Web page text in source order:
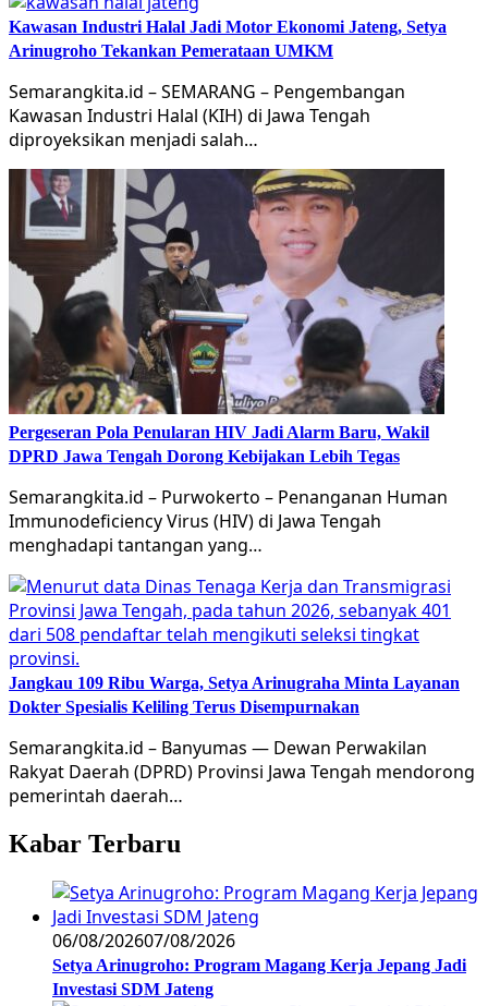
Kawasan Industri Halal Jadi Motor Ekonomi Jateng, Setya
Arinugroho Tekankan Pemerataan UMKM
Semarangkita.id – SEMARANG – Pengembangan
Kawasan Industri Halal (KIH) di Jawa Tengah
diproyeksikan menjadi salah…
Pergeseran Pola Penularan HIV Jadi Alarm Baru, Wakil
DPRD Jawa Tengah Dorong Kebijakan Lebih Tegas
Semarangkita.id – Purwokerto – Penanganan Human
Immunodeficiency Virus (HIV) di Jawa Tengah
menghadapi tantangan yang…
Jangkau 109 Ribu Warga, Setya Arinugraha Minta Layanan
Dokter Spesialis Keliling Terus Disempurnakan
Semarangkita.id – Banyumas — Dewan Perwakilan
Rakyat Daerah (DPRD) Provinsi Jawa Tengah mendorong
pemerintah daerah…
Kabar Terbaru
06/08/202607/08/2026
Setya Arinugroho: Program Magang Kerja Jepang Jadi
Investasi SDM Jateng